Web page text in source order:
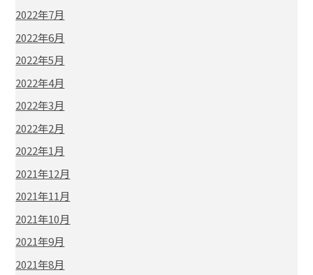
2022年7月
2022年6月
2022年5月
2022年4月
2022年3月
2022年2月
2022年1月
2021年12月
2021年11月
2021年10月
2021年9月
2021年8月